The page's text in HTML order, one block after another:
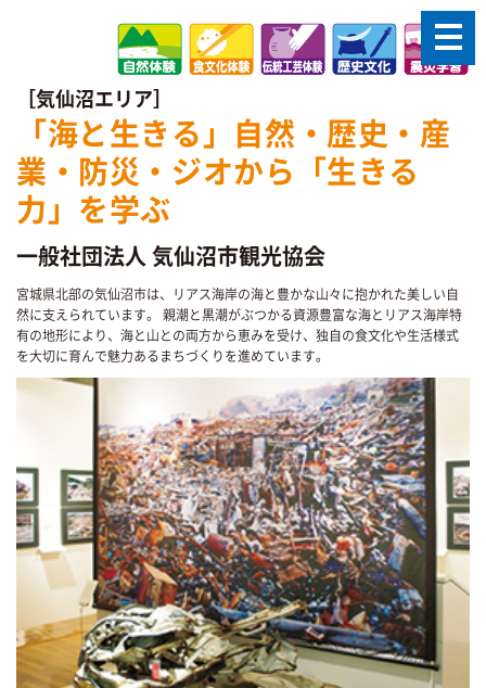
［気仙沼エリア］
「海と生きる」自然・歴史・産
業・防災・ジオから「生きる
力」を学ぶ
一般社団法人 気仙沼市観光協会
宮城県北部の気仙沼市は、リアス海岸の海と豊かな山々に抱かれた美しい自
然に支えられています。 親潮と黒潮がぶつかる資源豊富な海とリアス海岸特
有の地形により、海と山との両方から恵みを受け、独自の食文化や生活様式
を大切に育んで魅力あるまちづくりを進めています。